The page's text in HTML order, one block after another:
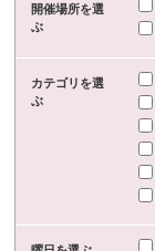
開催場所を選
ぶ
カテゴリを選
ぶ